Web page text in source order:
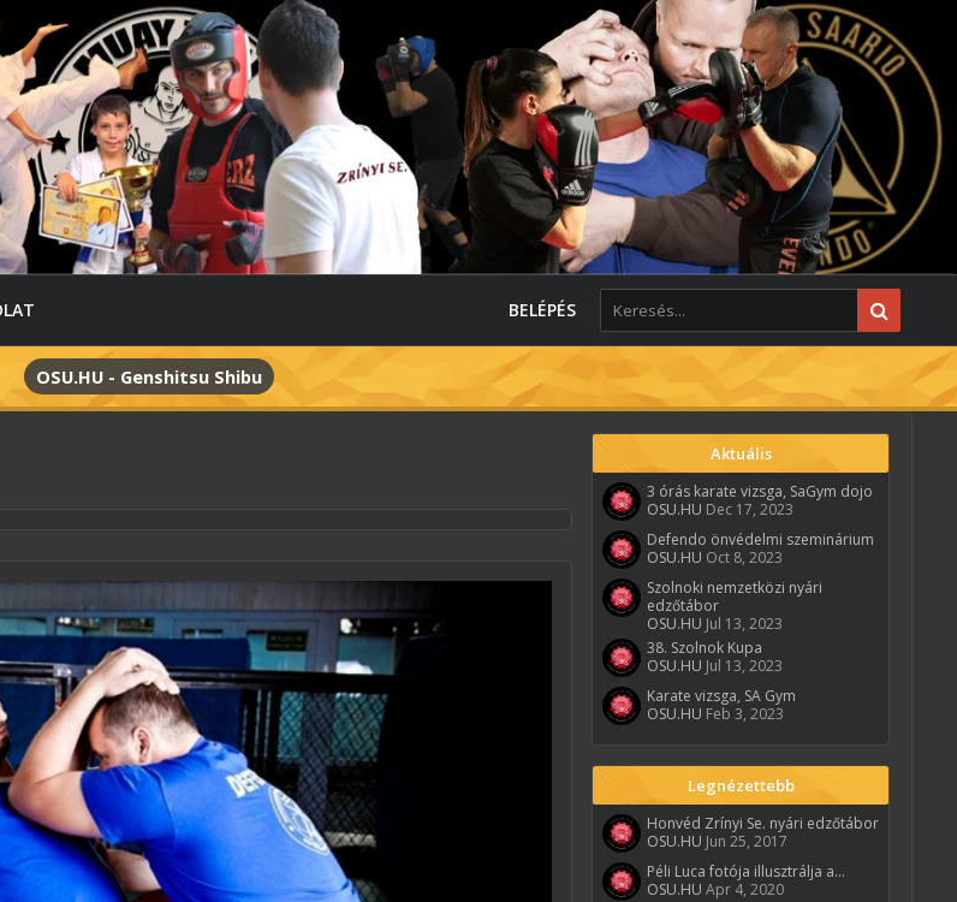
BELÉPÉS
OSU.HU - Genshitsu Shibu
Aktuális
3 órás karate vizsga, SaGym dojo
OSU.HU Dec 17, 2023
Defendo önvédelmi szeminárium
OSU.HU Oct 8, 2023
Szolnoki nemzetközi nyári
edzőtábor
OSU.HU Jul 13, 2023
38. Szolnok Kupa
OSU.HU Jul 13, 2023
Karate vizsga, SA Gym
OSU.HU Feb 3, 2023
Legnézettebb
Honvéd Zrínyi Se. nyári edzőtábor
OSU.HU Jun 25, 2017
Péli Luca fotója illusztrálja a...
OSU.HU Apr 4, 2020